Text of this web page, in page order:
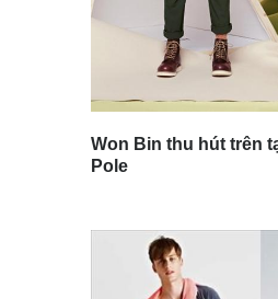
Won Bin thu hút trên
Pole